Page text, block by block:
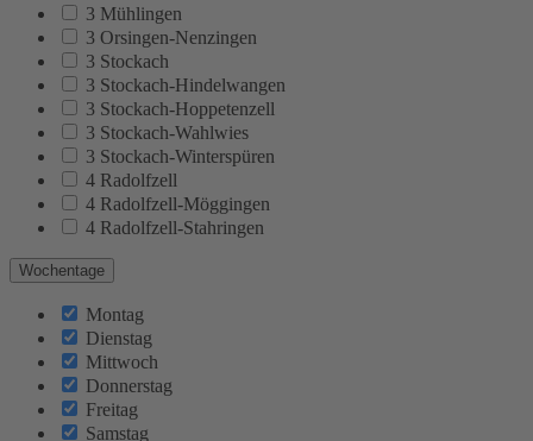
3 Mühlingen
3 Orsingen-Nenzingen
3 Stockach
3 Stockach-Hindelwangen
3 Stockach-Hoppetenzell
3 Stockach-Wahlwies
3 Stockach-Winterspüren
4 Radolfzell
4 Radolfzell-Möggingen
4 Radolfzell-Stahringen
Wochentage
Montag
Dienstag
Mittwoch
Donnerstag
Freitag
Samstag